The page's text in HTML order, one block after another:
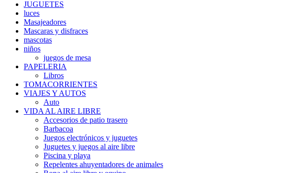
JUGUETES
luces
Masajeadores
Mascaras y disfraces
mascotas
niños
juegos de mesa
PAPELERIA
Libros
TOMACORRIENTES
VIAJES Y AUTOS
Auto
VIDA AL AIRE LIBRE
Accesorios de patio trasero
Barbacoa
Juegos electrónicos y juguetes
Juguetes y juegos al aire libre
Piscina y playa
Repelentes ahuyentadores de animales